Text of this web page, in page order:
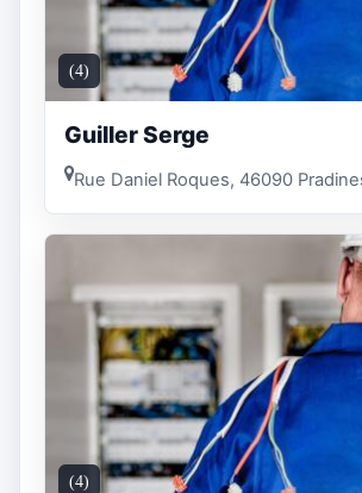
(4)
Guiller Serge
Rue Daniel Roques, 46090
(4)